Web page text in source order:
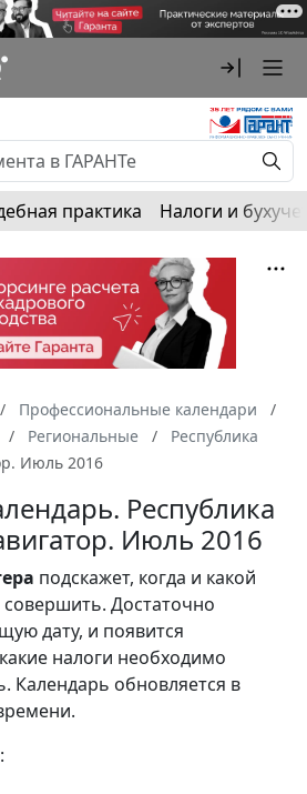
практика Налоги и
Профессиональные календари
Региональные
Республика
Июль 2016
Республика
Июль 2016
подскажет, когда и какой
Достаточно
дату, и появится
налоги необходимо
Календарь обновляется в
: